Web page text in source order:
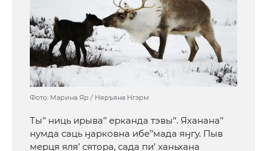
Фото: Марина Яр / Няръяна Нгэрм
Ты’’ ниць ирыва’’ ерканда тэвы’’. Яханана’’
нумда саць ӈарковна ибе’’мада яӈгу. Пыв
мерця яля’ сятора, сада пи’ ханьхана